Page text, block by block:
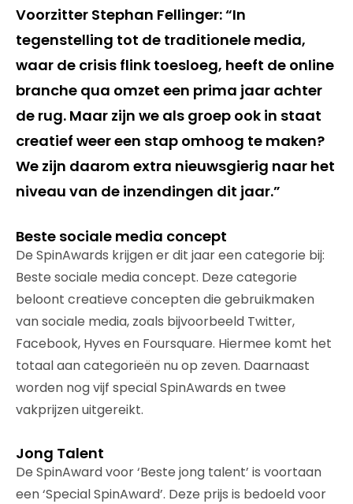
Voorzitter Stephan Fellinger: “In
tegenstelling tot de traditionele media,
waar de crisis flink toesloeg, heeft de online
branche qua omzet een prima jaar achter
de rug. Maar zijn we als groep ook in staat
creatief weer een stap omhoog te maken?
We zijn daarom extra nieuwsgierig naar het
niveau van de inzendingen dit jaar.”
Beste sociale media concept
De SpinAwards krijgen er dit jaar een categorie bij:
Beste sociale media concept. Deze categorie
beloont creatieve concepten die gebruikmaken
van sociale media, zoals bijvoorbeeld Twitter,
Facebook, Hyves en Foursquare. Hiermee komt het
totaal aan categorieën nu op zeven. Daarnaast
worden nog vijf special SpinAwards en twee
vakprijzen uitgereikt.
Jong Talent
De SpinAward voor ‘Beste jong talent’ is voortaan
een ‘Special SpinAward’. Deze prijs is bedoeld voor